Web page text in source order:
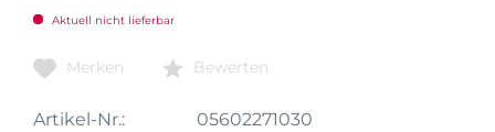
Aktuell nicht lieferbar
Merken Bewerten
Artikel-Nr.:
05602271030